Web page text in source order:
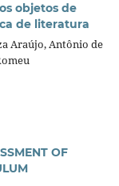
objetos de
de literatura
Araújo, Antônio de
OF